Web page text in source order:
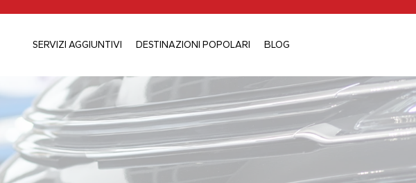
SERVIZI AGGIUNTIVI DESTINAZIONI POPOLARI BLOG